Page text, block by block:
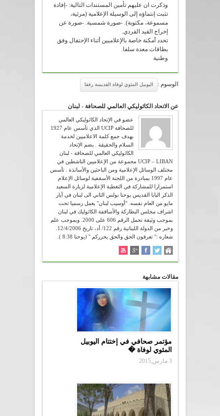
وذكرت ان عليهم تأمين المستندات التالية: -إفادة
تثبت إنتماؤه إلى الوسيلة الإعلامية (مرئية،
مسموعة، مكتوبة). -صورة شمسية. -صورة عن
إخراج القيد الفردي.
تحدد أمكنة خاصة بالإعلاميين أثناء الإحتفال وفق
بطاقات معدة سلفا.
وطنية
الوسوم : اليوبيل المئوي لوفاة القديسة رفقا
عن الاتحاد الكاثوليكي العالمي للصحافة - لبنان
عضو في الإتحاد الكاثوليكي العالمي
للصحافة UCIP الذي تأسس عام 1927
بهدف جمع كلمة الاعلاميين لخدمة
السلام والحقيقة . يضم الإتحاد
الكاثوليكي العالمي للصحافة - لبنان
UCIP – LIBAN مجموعة من الإعلاميين الناشطين في
مختلف الوسائل الإعلامية ومن الباحثين والأساتذة . تأسس
عام 1997 بمبادرة من اللجنة الأسقفية لوسائل الإعلام
استمرارا للمشاركة في التغطية الإعلامية لزيارة السعيد
الذكر البابا القديس يوحنا بولس الثاني الى لبنان في أيار
مايو من العام نفسه. "أوسيب لبنان" يعمل رسميا تحت
اشراف مجلس البطاركة والأساقفة الكاثوليك في لبنان
بموجب وثيقة تحمل الرقم 606 على 2000. وبموجب علم
شعاره :" تعرفون الحق والحق يحرركم " (يوحنا 8:38 ).
مقالات مشابهة
مؤتمر صحافي في إختتام اليوبيل
المئوي لوفاة �
3 مارس,2015